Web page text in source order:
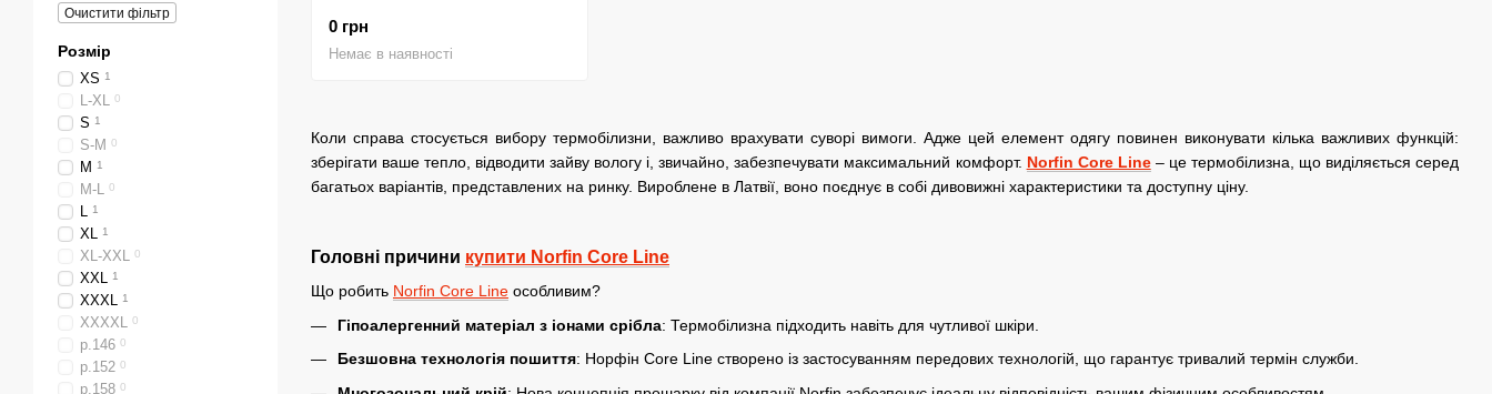
Коли справа стосується вибору термобілизни, важливо врахувати суворі вимоги. Адже цей елемент одягу повинен виконувати кілька важливих функцій:
зберігати ваше тепло, відводити зайву вологу і, звичайно, забезпечувати максимальний комфорт. Norfin Core Line– це термобілизна, що виділяється серед
багатьох варіантів, представлених на ринку. Вироблене в Латвії, воно поєднує в собі дивовижні характеристики та доступну ціну.
Головні причини купити Norfin Core Line
Що робить Norfin Core Line особливим?
Гіпоалергенний матеріал з іонами срібла: Термобілизна підходить навіть для чутливої шкіри.
Безшовна технологія пошиття: Норфін Core Line створено із застосуванням передових технологій, що гарантує тривалий термін служби.
0 грн
Немає в наявності
Очистити фільтр
Розмір
XS 1
L-XL 0
S 1
S-M 0
M 1
M-L 0
L 1
XL 1
XL-XXL 0
XXL 1
XXXL 1
XXXXL 0
р.146 0
р.152 0
р.158 0